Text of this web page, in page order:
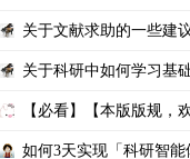
关于文献求助的一些建
关于科研中如何学习基
【必看】【本版版规，
如何3天实现「科研智能